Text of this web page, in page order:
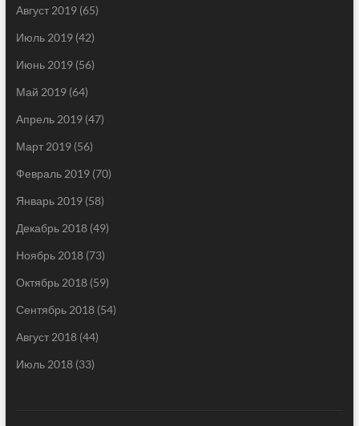
Август 2019(65)
Июль 2019(42)
Июнь 2019(56)
Май 2019(64)
Апрель 2019(47)
Март 2019(56)
Февраль 2019(70)
Январь 2019(58)
Декабрь 2018(49)
Ноябрь 2018(73)
Октябрь 2018(59)
Сентябрь 2018(54)
Август 2018(44)
Июль 2018(33)